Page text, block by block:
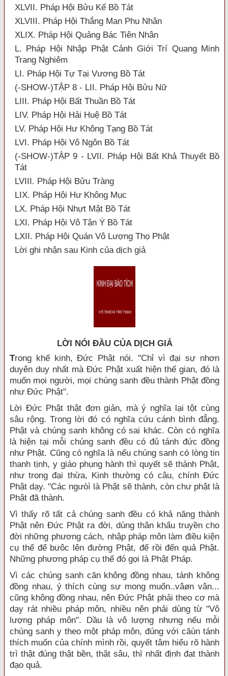
XLVII. Pháp Hội Bửu Kế Bồ Tát
XLVIII. Pháp Hội Thắng Man Phu Nhân
XLIX. Pháp Hội Quảng Bác Tiên Nhân
L. Pháp Hội Nhập Phật Cảnh Giới Trí Quang Minh
Trang Nghiêm
LI. Pháp Hội Tự Tại Vương Bồ Tát
(-SHOW-)TẬP 8 - LII. Pháp Hội Bửu Nữ
LIII. Pháp Hội Bất Thuần Bồ Tát
LIV. Pháp Hội Hải Huệ Bồ Tát
LV. Pháp Hội Hư Không Tạng Bồ Tát
LVI. Pháp Hội Vô Ngôn Bồ Tát
(-SHOW-)TẬP 9 - LVII. Pháp Hội Bất Khả Thuyết Bồ
Tát
LVIII. Pháp Hội Bửu Tràng
LIX. Pháp Hội Hư Không Mục
LX. Pháp Hội Nhựt Mật Bồ Tát
LXI. Pháp Hội Vô Tận Ý Bồ Tát
LXII. Pháp Hội Quán Vô Lượng Thọ Phật
Lời ghi nhận sau Kinh của dịch giả
LỜI NÓI ÐẦU CỦA DỊCH GIẢ
Trong khế kinh, Đức Phật nói. "Chỉ vì đại sự nhơn
duyên duy nhất mà Đức Phật xuất hiện thế gian, đó là
muốn mọi người, mọi chúng sanh đều thành Phật đồng
như Đức Phật".
Lời Đức Phật thật đơn giản, mà ý nghĩa lại tột cùng
sâu rộng. Trong lời đó có nghĩa cứu cánh bình đẳng.
Phật và chúng sanh không có sai khác. Còn có nghĩa
là hiện tại mỗi chúng sanh đều có đủ tánh đức đồng
như Phật. Cũng có nghĩa là nếu chúng sanh có lòng tin
thanh tịnh, y giáo phụng hành thì quyết sẽ thành Phật,
như trong đại thừa, Kinh thường có câu, chính Đức
Phật dạy. "Các ngưòì là Phật sẽ thành, còn chư phật là
Phật đã thành.
Vì thấy rõ tất cả chúng sanh đều có khả năng thành
Phật nên Đức Phật ra đời, dùng thân khẩu truyền cho
đời những phương cách, nhập pháp môn làm điều kiện
cụ thể để bưôc lên đường Phật, để rồi đến quả Phật.
Những phương pháp cụ thể đó gọi là Phật Pháp.
Vì các chúng sanh căn không đồng nhau, tánh không
đồng nhau, ý thích cùng sự mong muốn..vâøn vân...
cũng không đồng nhau, nên Đức Phật phải theo cơ mà
dạy rát nhiều pháp môn, nhiều nên phải dùng từ "Vô
lượng pháp môn". Dầu là vô lượng nhưng nếu mỗi
chúng sanh y theo một pháp môn, đúng với căùn tánh
thích muốn của chính mình rồi, quyết tâm hiểu rõ hành
trì thật đúng thật bền, thật sâu, thì nhất định đạt thành
đạo quả.